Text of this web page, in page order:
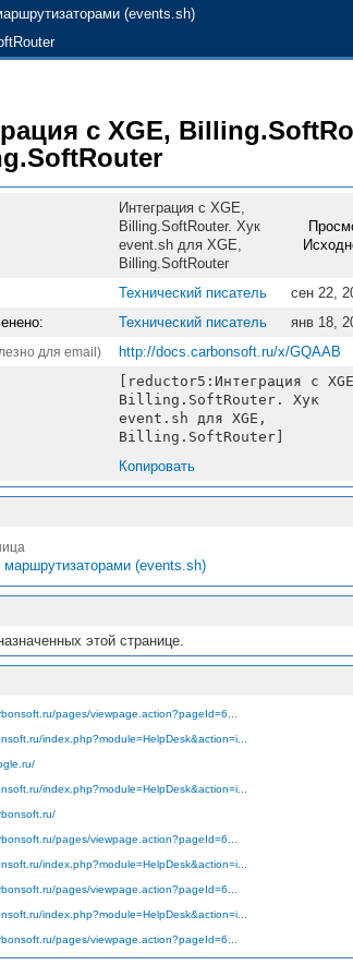
(events.sh)
с XGE,
Интеграция с XGE,
Billing.SoftRouter. Хук
event.sh для XGE,
Billing.SoftRouter
Технический писатель
сен 22,
Технический писатель
янв 18,
для email) http://docs.carbonsoft.ru/x/GQAAB
[reductor5:Интеграция с
Billing.SoftRouter. Хук
event.sh для XGE,
Billing.SoftRouter]
Копировать
маршрутизаторами (events.sh)
этой странице.
pages/viewpage.action?pageId=6...
index.php?module=HelpDesk&action=i...
index.php?module=HelpDesk&action=i...
pages/viewpage.action?pageId=6...
index.php?module=HelpDesk&action=i...
pages/viewpage.action?pageId=6...
index.php?module=HelpDesk&action=i...
pages/viewpage.action?pageId=6...